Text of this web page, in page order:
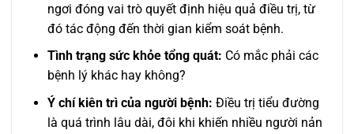
ngơi đóng vai trò quyết định hiệu quả điều trị, từ
đó tác động đến thời gian kiểm soát bệnh.
Tình trạng sức khỏe tổng quát: Có mắc phải các
bệnh lý khác hay không?
Ý chí kiên trì của người bệnh: Điều trị tiểu đường
là quá trình lâu dài, đôi khi khiến nhiều người nản